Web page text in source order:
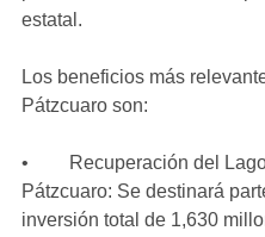
estatal.
Los beneficios más
Pátzcuaro son:
•	Recuperación del Lago de
Pátzcuaro: Se destinará
inversión total de 1,630